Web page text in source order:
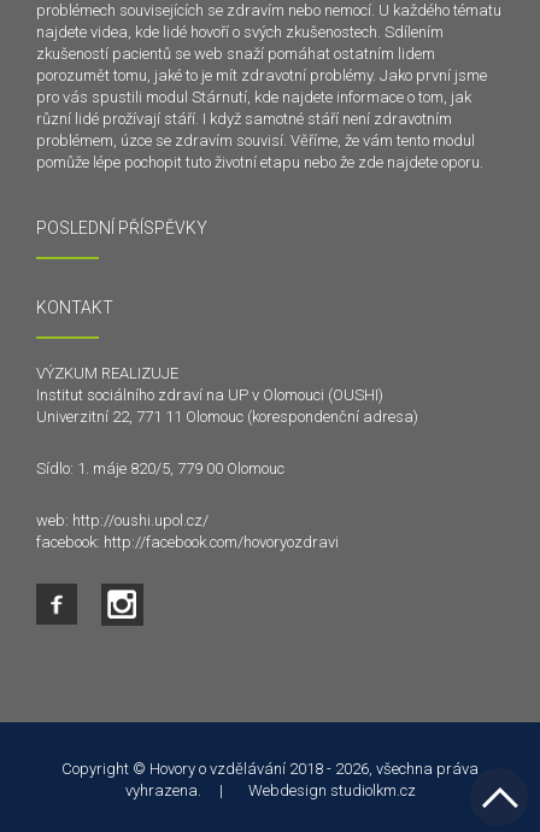
problémech souvisejících se zdravím nebo nemocí. U každého tématu
najdete videa, kde lidé hovoří o svých zkušenostech. Sdílením
zkušeností pacientů se web snaží pomáhat ostatním lidem
porozumět tomu, jaké to je mít zdravotní problémy. Jako první jsme
pro vás spustili modul Stárnutí, kde najdete informace o tom, jak
různí lidé prožívají stáří. I když samotné stáří není zdravotním
problémem, úzce se zdravím souvisí. Věříme, že vám tento modul
pomůže lépe pochopit tuto životní etapu nebo že zde najdete oporu.
POSLEDNÍ PŘÍSPĚVKY
KONTAKT
VÝZKUM REALIZUJE
Institut sociálního zdraví na UP v Olomouci (OUSHI)
Univerzitní 22, 771 11 Olomouc (korespondenční adresa)
Sídlo: 1. máje 820/5, 779 00 Olomouc
web: http://oushi.upol.cz/
facebook: http://facebook.com/hovoryozdravi
Copyright © Hovory o vzdělávání 2018 - 2026, všechna práva
vyhrazena. | Webdesign studiolkm.cz
souhlasíte.
Souhlasím